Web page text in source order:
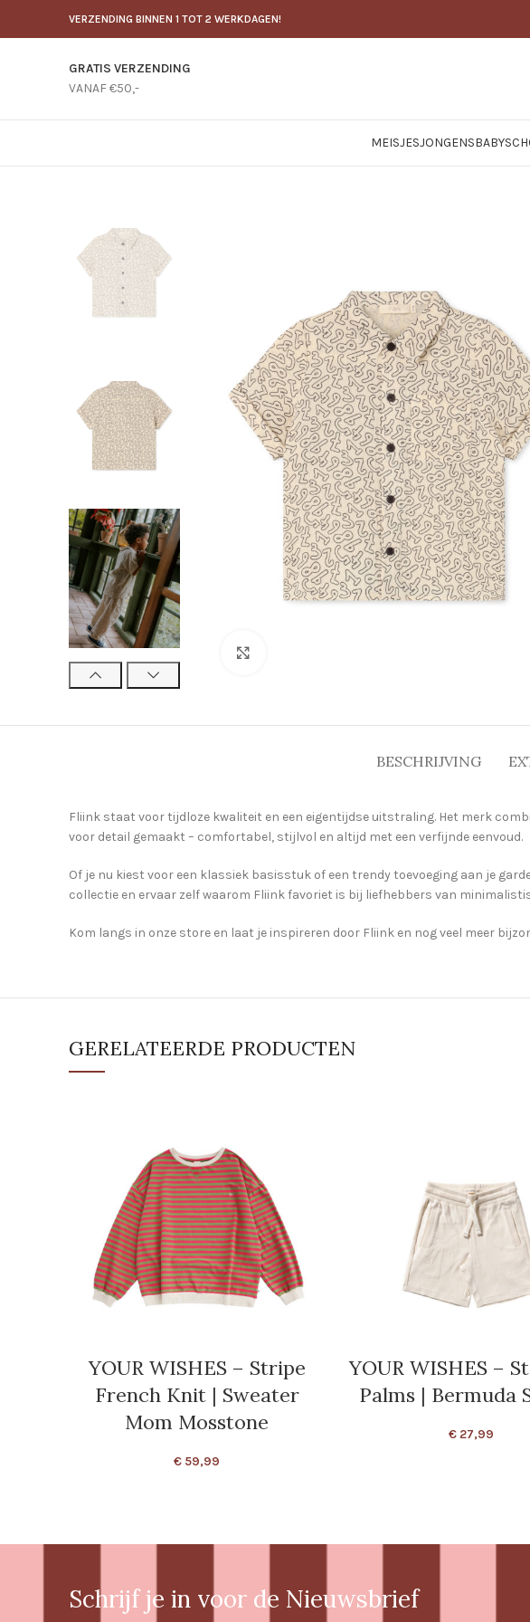
VERZENDING BINNEN 1 TOT 2 WERKDAGEN!
GRATIS VERZENDING
VANAF €50,-
MEISJESJONGENSBABY
BESCHRIJVING
Fliink staat voor tijdloze kwaliteit en een eigentijdse uitstraling. Het merk
voor detail gemaakt – comfortabel, stijlvol en altijd met een verfijnde eenvoud.
Of je nu kiest voor een klassiek basisstuk of een trendy toevoeging aan je
collectie en ervaar zelf waarom Fliink favoriet is bij liefhebbers van
Kom langs in onze store en laat je inspireren door Fliink en nog veel meer
GERELATEERDE PRODUCTEN
YOUR WISHES – Stripe
French Knit | Sweater
Mom Mosstone
€ 59,99
YOUR WISHES –
Palms | Bermuda
€27,99
Schrijf je in voor de Nieuwsbrief